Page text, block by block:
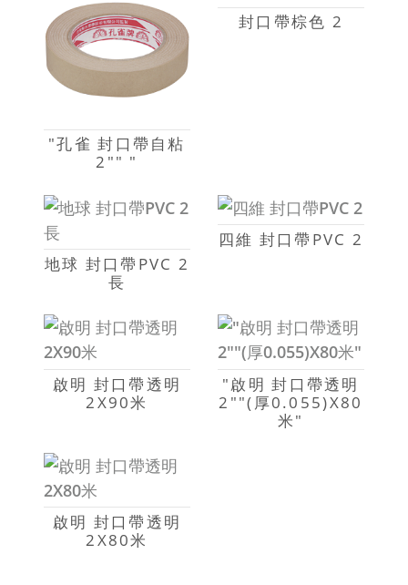
"孔雀 封口帶自粘
2"" "
封口帶棕色 2
地球 封口帶PVC 2
長
四維 封口帶PVC 2
啟明 封口帶透明
2X90米
"啟明 封口帶透明
2""(厚0.055)X80
米"
啟明 封口帶透明
2X80米